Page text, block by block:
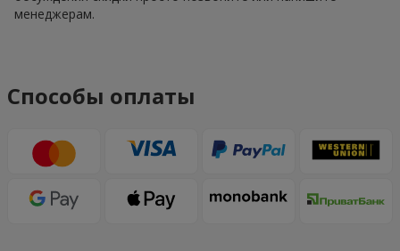
менеджерам.
Способы оплаты